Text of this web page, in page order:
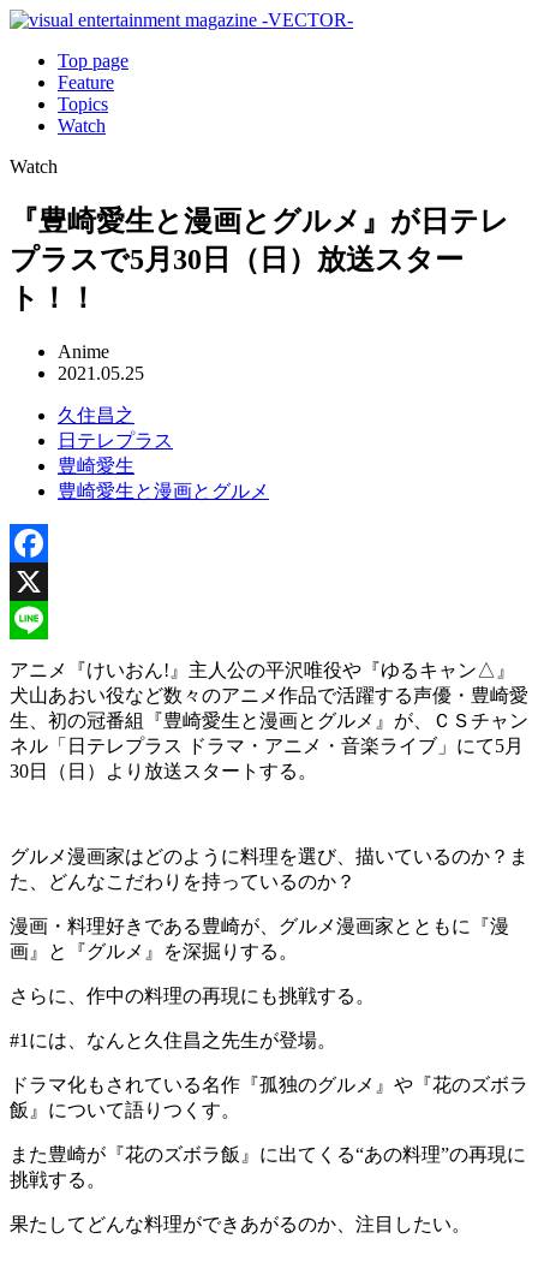
Top page
Feature
Topics
Watch
Watch
『豊崎愛生と漫画とグルメ』が日テレ
プラスで5月30日（日）放送スター
ト！！
Anime
2021.05.25
久住昌之
日テレプラス
豊崎愛生
豊崎愛生と漫画とグルメ
Facebook
X
アニメ『けいおん!』主人公の平沢唯役や『ゆるキャン△』
犬山あおい役など数々のアニメ作品で活躍する声優・豊崎愛
生、初の冠番組『豊崎愛生と漫画とグルメ』が、ＣＳチャン
ネル「日テレプラス ドラマ・アニメ・音楽ライブ」にて5月
30日（日）より放送スタートする。
グルメ漫画家はどのように料理を選び、描いているのか？ま
た、どんなこだわりを持っているのか？
漫画・料理好きである豊崎が、グルメ漫画家とともに『漫
画』と『グルメ』を深掘りする。
さらに、作中の料理の再現にも挑戦する。
#1には、なんと久住昌之先生が登場。
ドラマ化もされている名作『孤独のグルメ』や『花のズボラ
飯』について語りつくす。
また豊崎が『花のズボラ飯』に出てくる“あの料理”の再現に
挑戦する。
果たしてどんな料理ができあがるのか、注目したい。